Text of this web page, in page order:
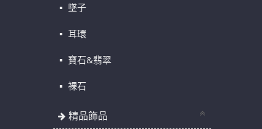
墜子
耳環
寶石&翡翠
裸石
精品飾品